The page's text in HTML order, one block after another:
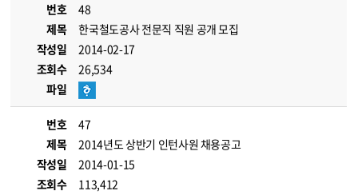
번호
48
제목
한국철도공사 전문직 직원 공개 모집
작성일
2014-02-17
조회수
26,534
파일
번호
47
제목
2014년도 상반기 인턴사원 채용공고
작성일
2014-01-15
조회수
113,412